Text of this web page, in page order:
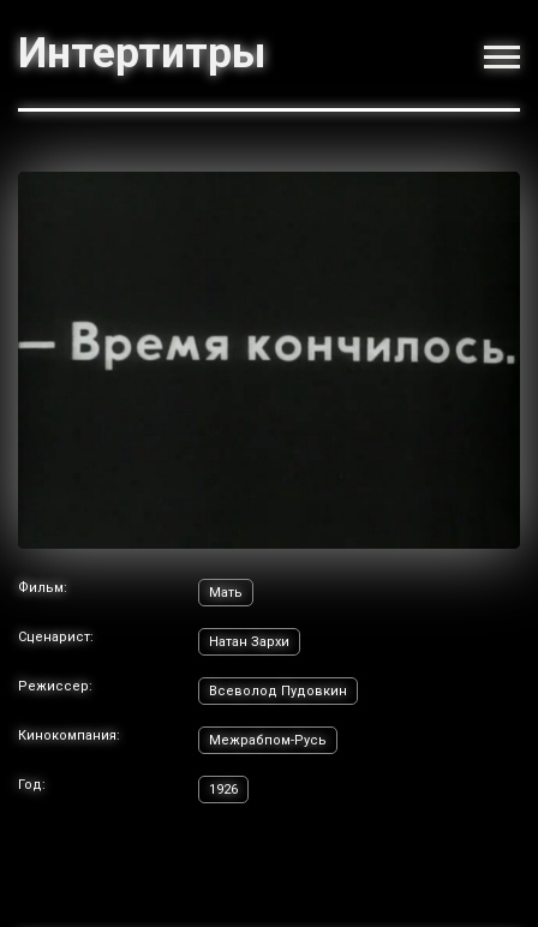
Интертитры
Фильм: Мать
Сценарист: Натан Зархи
Режиссер: Всеволод Пудовкин
Кинокомпания: Межрабпом-Русь
Год: 1926